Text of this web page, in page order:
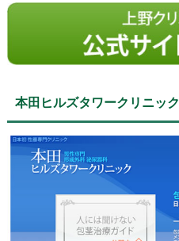
本田ヒルズタワークリニック